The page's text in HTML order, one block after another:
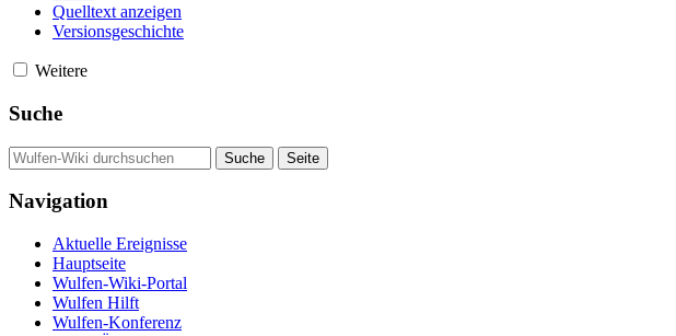
Quelltext anzeigen
Versionsgeschichte
Weitere
Suche
Navigation
Aktuelle Ereignisse
Hauptseite
Wulfen-Wiki-Portal
Wulfen Hilft
Wulfen-Konferenz